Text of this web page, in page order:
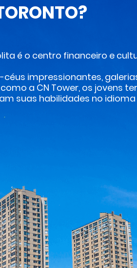
é o centro financeiro e
céus impressionantes,
a CN Tower, os jovens
suas habilidades no